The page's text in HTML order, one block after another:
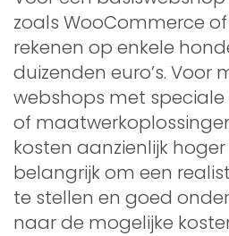
zoals WooCommerce
rekenen op enkele
duizenden euro’s. Voor
webshops met
of
kosten aanzienlijk hoger
belangrijk om een
te stellen en goed
naar de mogelijke